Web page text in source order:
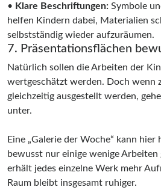
• Klare Beschriftungen: Symbole
helfen Kindern dabei, Materialien
selbstständig wieder aufzuräumen.
7. Präsentationsflächen
Natürlich sollen die Arbeiten der
wertgeschätzt werden. Doch wenn
gleichzeitig ausgestellt werden,
unter.
Eine „Galerie der Woche“ kann hier
bewusst nur einige wenige
erhält jedes einzelne Werk mehr
Raum bleibt insgesamt ruhiger.